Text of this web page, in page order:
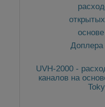
UVH-2000 -
каналов на